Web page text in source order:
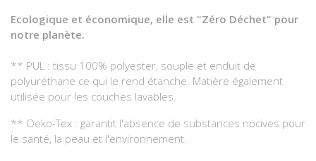
Ecologique et économique, elle est "Zéro Déchet" pour
notre planète.
** PUL : tissu 100% polyester, souple et enduit de
polyuréthane ce qui le rend étanche. Matière également
utilisée pour les couches lavables.
** Oeko-Tex : garantit l'absence de substances nocives pour
le santé, la peau et l'environnement.